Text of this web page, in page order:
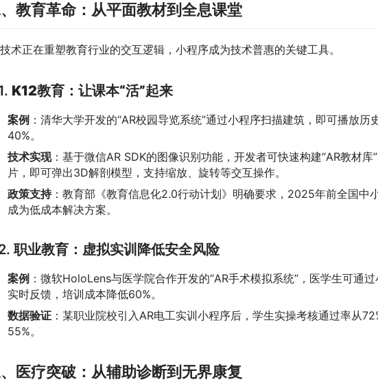
教育革命：从平面教材到全息课堂
术正在重塑教育行业的交互逻辑，小程序成为技术普惠的关键工具。
K12教育：让课本“活”起来
案例 ：清华大学开发的“AR校园导览系统”通过小程序扫描建筑，即可播放
40%。
技术实现：基于微信AR SDK的图像识别功能，开发者可快速构建“AR教材
片，即可弹出3D解剖模型，支持缩放、旋转等交互操作。
政策支持：教育部《教育信息化2.0行动计划》明确要求，2025年前全国中
成为低成本解决方案。
职业教育：虚拟实训降低安全风险
案例 ：微软HoloLens与医学院合作开发的“AR手术模拟系统”，医学生可通
实时反馈，培训成本降低60%。
数据验证 ：某职业院校引入AR电工实训小程序后，学生实操考核通过率从
55%。
医疗突破：从辅助诊断到无界康复